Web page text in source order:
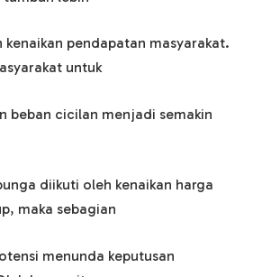
pendapatan masyarakat.
untuk
beban cicilan menjadi semakin
diikuti oleh kenaikan harga
maka sebagian
menunda keputusan